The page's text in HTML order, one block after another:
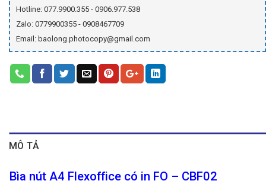
Hotline: 077.9900.355 - 0906.977.538
Zalo: 0779900355 - 0908467709
Email: baolong.photocopy@gmail.com
MÔ TẢ
Bìa nút A4 Flexoffice có in FO – CBF02